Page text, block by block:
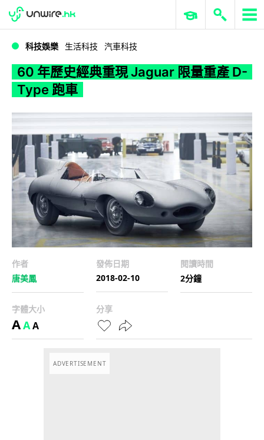
WWDC 2026 ERP 與商業 AI
科技娛樂 生活科技 汽車科技
60 年歷史經典重現 Jaguar 限量重產 D-
Type 跑車
作者
唐美鳳
發佈日期
2018-02-10
閱讀時間
2分鐘
字體大小
AAA
分享
ADVERTISEMENT